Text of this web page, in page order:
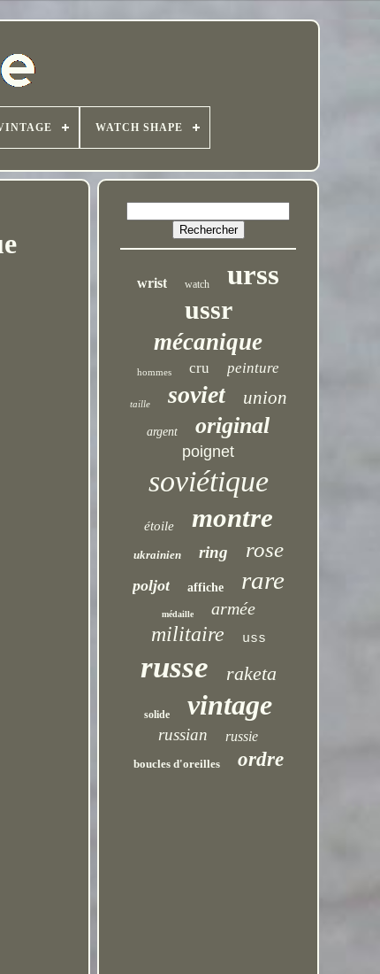
WATCH SHAPE
wrist watch urss
ussr
mécanique
hommes cru peinture
taille soviet union
argent original
poignet
soviétique
étoile montre
ukrainien ring rose
poljot affiche rare
médaille armée
militaire uss
russe raketa
solide vintage
russian russie
boucles d'oreilles ordre